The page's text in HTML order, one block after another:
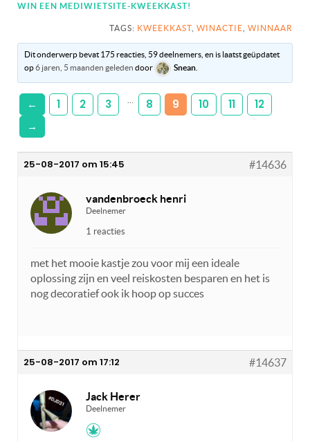
WIN EEN MEDIWIETSITE-KWEEKKAST!
TAGS: KWEEKKAST WINACTIE WINNAAR
Dit onderwerp bevat 175 reacties, 59 deelnemers, en is laatst geüpdatet
op6 jaren, 5 maanden geleden door Snean
← 1 2 3 8 9 10 11
12
→
25-08-2017 om 15:45 #14636
vandenbroeck henri
Deelnemer
1 reacties
met het mooie kastje zou voor mij een ideale
oplossing zijn en veel reiskosten besparen en het is
nog decoratief ook ik hoop op succes
25-08-2017 om 17:12 #14637
Jack Herer
Deelnemer